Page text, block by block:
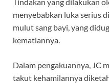
menyebabkan luka serius
mulut sang bayi, yang
kematiannya.
Dalam pengakuannya, JC
takut kehamilannya